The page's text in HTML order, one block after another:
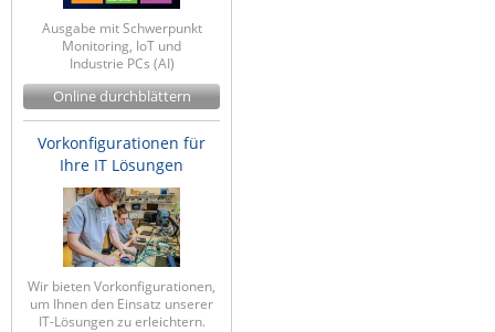
ZPE Systems
News zu unseren Herstellern
Ausgabe mit Schwerpunkt
Monitoring, IoT und
Industrie PCs (AI)
Online durchblättern
Vorkonfigurationen für
Ihre IT Lösungen
Wir bieten Vorkonfigurationen,
um Ihnen den Einsatz unserer
IT-Lösungen zu erleichtern.